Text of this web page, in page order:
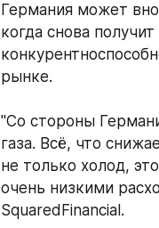
Германия может
когда снова
рынке.
"Со стороны
газа. Всё, что
не только холод,
очень низкими
SquaredFinancial.